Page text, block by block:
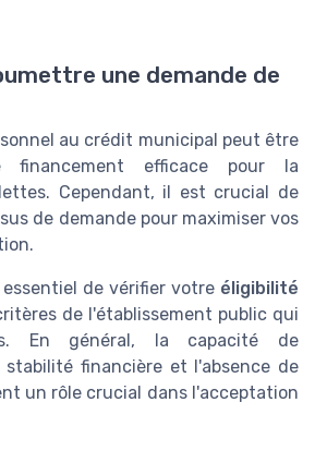
une demande de
au crédit municipal peut être
financement efficace pour la
Cependant, il est crucial de
de demande pour maximiser vos
de vérifier votre éligibilité
de l'établissement public qui
En général, la capacité de
stabilité financière et l'absence de
un rôle crucial dans l'acceptation